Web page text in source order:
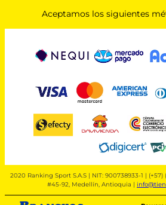
Aceptamos los siguientes
2020 Ranking Sport S.A.S | NIT: 900738933-1 | (+57)
#45-92, Medellín, Antioquia |